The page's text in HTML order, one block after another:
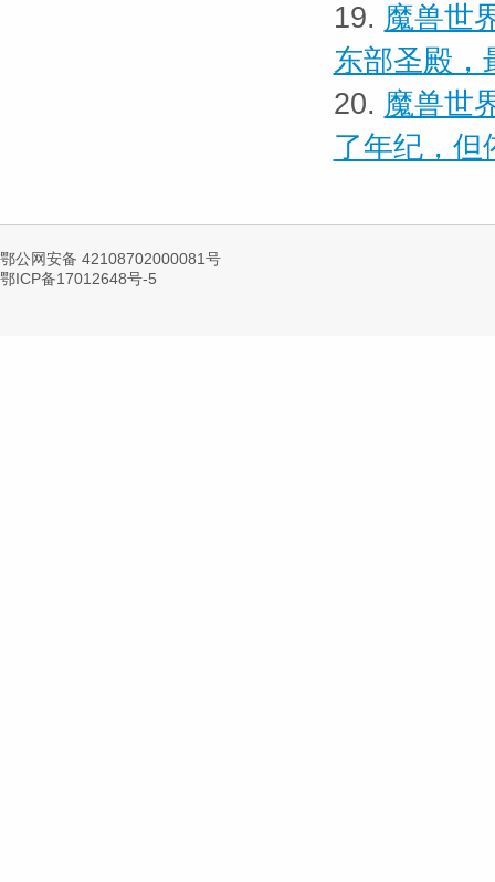
19. 魔兽世
东部圣殿，
20. 魔兽世
了年纪，但
鄂公网安备 42108702000081号
鄂ICP备17012648号-5